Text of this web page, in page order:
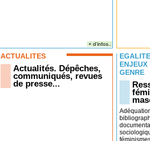
+ d'infos..
ACTUALITÉS
Actualités. Dépêches,
communiqués, revues
de presse...
ENJEUX
GENRE